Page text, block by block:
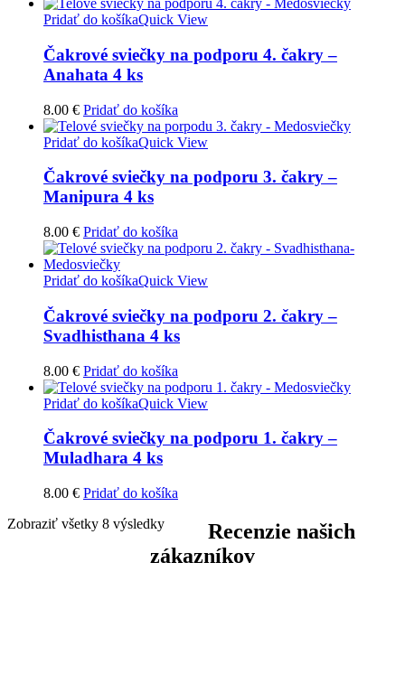
Pridať do košíkaQuick View
Čakrové sviečky na podporu 4. čakry –
Anahata 4 ks
8.00 € Pridať do košíka
Pridať do košíkaQuick View
Čakrové sviečky na podporu 3. čakry –
Manipura 4 ks
8.00 € Pridať do košíka
Pridať do košíkaQuick View
Čakrové sviečky na podporu 2. čakry –
Svadhisthana 4 ks
8.00 € Pridať do košíka
Pridať do košíkaQuick View
Čakrové sviečky na podporu 1. čakry –
Muladhara 4 ks
8.00 € Pridať do košíka
Zobraziť všetky 8 výsledky
Recenzie našich
zákazníkov